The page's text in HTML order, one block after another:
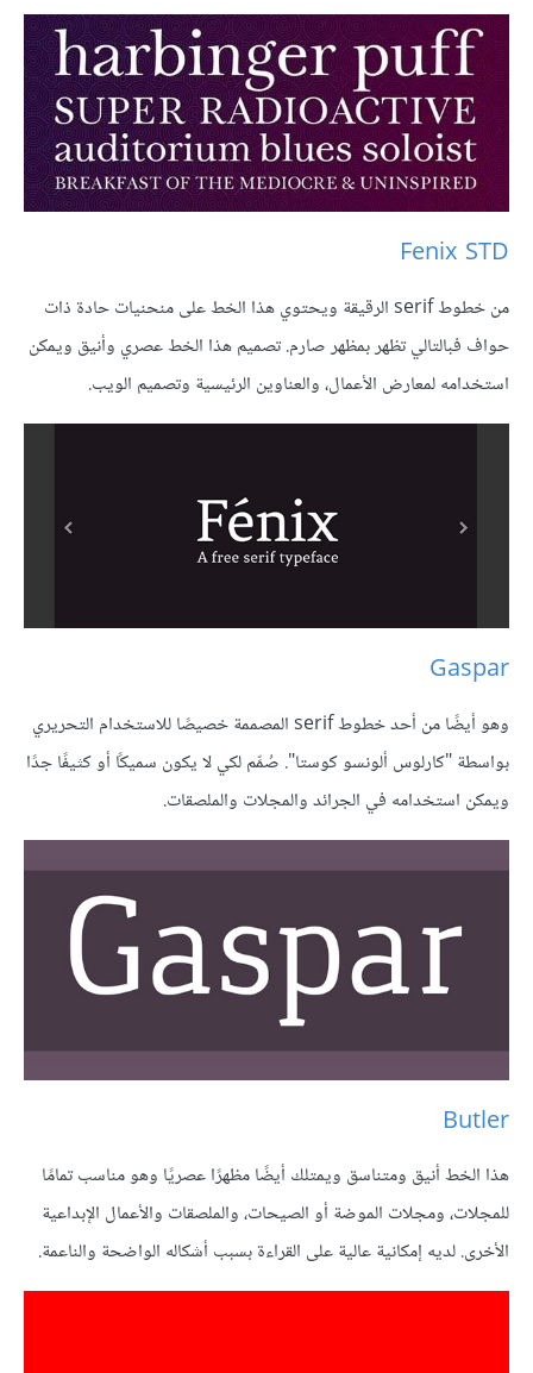
Fenix STD
من خطوط serif الرقيقة ويحتوي هذا الخط على منحنيات حادة ذات
حواف فبالتالي تظهر بمظهر صارم. تصميم هذا الخط عصري وأنيق ويمكن
استخدامه لمعارض الأعمال، والعناوين الرئيسية وتصميم الويب.
Gaspar
وهو أيضًا من أحد خطوط serif المصممة خصيصًا للاستخدام التحريري
بواسطة "كارلوس ألونسو كوستا". صُمِّم لكي لا يكون سميكًا أو كثيفًا جدًا
ويمكن استخدامه في الجرائد والمجلات والملصقات.
Butler
هذا الخط أنيق ومتناسق ويمتلك أيضًا مظهرًا عصريًا وهو مناسب تمامًا
للمجلات، ومجلات الموضة أو الصيحات، والملصقات والأعمال الإبداعية
الأخرى. لديه إمكانية عالية على القراءة بسبب أشكاله الواضحة والناعمة.